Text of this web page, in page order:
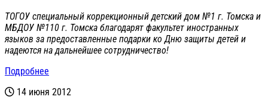
ТОГОУ специальный коррекционный детский дом №1 г. Томска и
МБДОУ №110 г. Томска благодарят факультет иностранных
языков за предоставленные подарки ко Дню защиты детей и
надеются на дальнейшее сотрудничество!
Подробнее
14 июня 2012